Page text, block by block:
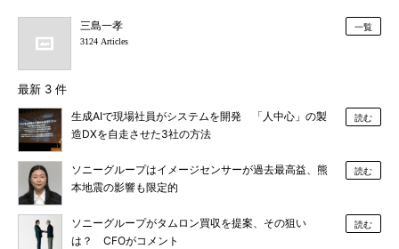
三島一孝
3124 Articles
一覧
最新 3 件
生成AIで現場社員がシステムを開発 「人中心」の製
造DXを自走させた3社の方法
読む
ソニーグループはイメージセンサーが過去最高益、熊
本地震の影響も限定的
読む
ソニーグループがタムロン買収を提案、その狙い
は？ CFOがコメント
読む